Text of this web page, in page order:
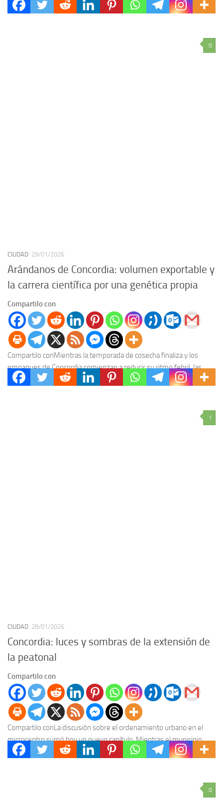
delegación uruguaya ha frenado una serie de...
0
CIUDAD 29/01/2026
Arándanos de Concordia: volumen exportable y
la carrera científica por una genética propia
Compartilo con
Compartilo conMientras la temporada de cosecha finaliza y los
empaques de Concordia comienzan a reducir su ritmo febril, las
estadísticas oficiales confirman que los arándanos...
1
CIUDAD 28/01/2026
Concordia: luces y sombras de la extensión de
la peatonal
Compartilo con
Compartilo conLa discusión sobre el ordenamiento urbano en el
microcentro sumó hoy un nuevo capítulo. Mientras el municipio
avanza con la extensión de la peatonal,...
0